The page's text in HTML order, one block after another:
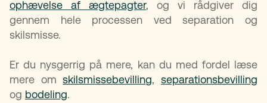
ophævelse af ægtepagter, og vi rådgiver dig
gennem hele processen ved separation og
skilsmisse.
Er du nysgerrig på mere, kan du med fordel læse
mere omskilsmissebevilling,separationsbevilling
og bodeling.